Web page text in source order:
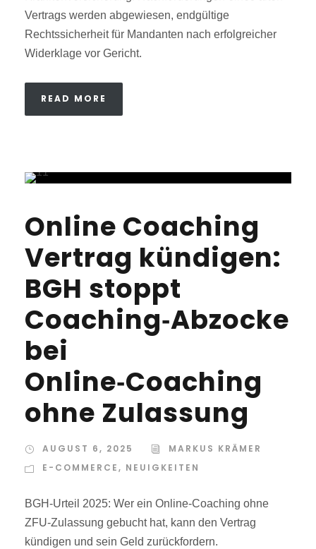
Vertrags werden abgewiesen, endgültige
Rechtssicherheit für Mandanten nach erfolgreicher
Widerklage vor Gericht.
READ MORE
Online Coaching
Vertrag kündigen:
BGH stoppt
Coaching‑Abzocke
bei
Online‑Coaching
ohne Zulassung
AUGUST 6, 2025
MARKUS KRÄMER
E-COMMERCE, NEUIGKEITEN
BGH-Urteil 2025: Wer ein Online-Coaching ohne
ZFU-Zulassung gebucht hat, kann den Vertrag
kündigen und sein Geld zurückfordern.